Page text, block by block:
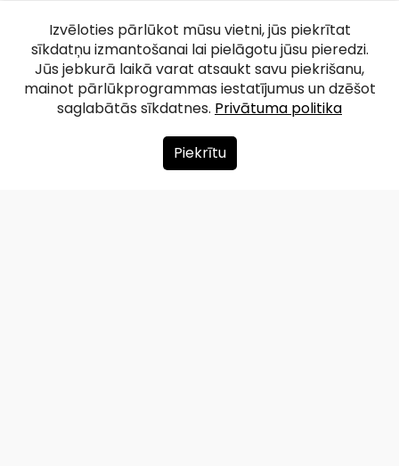
Par mums
Izvēloties pārlūkot mūsu vietni, jūs piekrītat
sīkdatņu izmantošanai lai pielāgotu jūsu pieredzi.
Jūs jebkurā laikā varat atsaukt savu piekrišanu,
mainot pārlūkprogrammas iestatījumus un dzēšot
saglabātās sīkdatnes. Privātuma politika
Piekrītu